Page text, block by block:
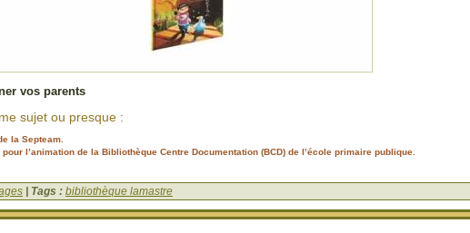
vos parents
sujet ou presque :
la Septeam.
l’animation de la Bibliothèque Centre Documentation (BCD) de l’école primaire publique.
| Tags : bibliothèque lamastre